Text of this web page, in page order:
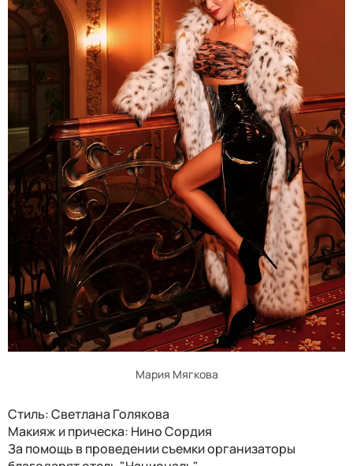
Мария Мягкова
Стиль: Светлана Голякова
Макияж и прическа: Нино Сордия
За помощь в проведении съемки организаторы